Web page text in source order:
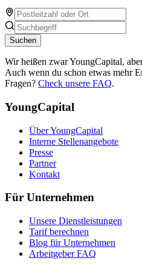
Suchen
Wir heißen zwar YoungCapital,
Auch wenn du schon etwas mehr
Fragen? Check unsere FAQ.
YoungCapital
Über YoungCapital
Interne Stellenangebote
Presse
Partner
Kontakt
Für Unternehmen
Unsere Dienstleistungen
Tarif berechnen
Blog für Unternehmen
Arbeitgeber FAQ